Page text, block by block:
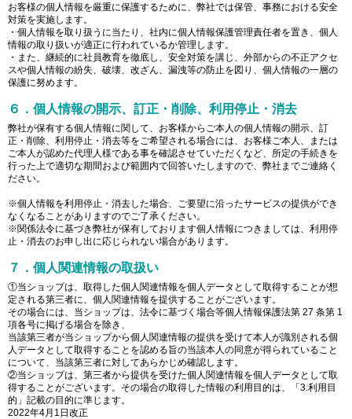
お客様の個人情報を厳重に保護するために、弊社では保管、事務における安全
対策を実施します。
・個人情報を取り扱うに当たり、社内に個人情報保護管理責任者を置き、個人
情報の取り扱いが適正に行われているか管理します。
・また、継続的に社員教育を徹底し、安全対策を講じ、外部からの不正アクセ
スや個人情報の紛失、破壊、改ざん、漏洩等の防止を図り、個人情報の一層の
保護に努めます。
６．個人情報の開示、訂正・削除、利用停止・消去
弊社が保有する個人情報に関して、お客様からご本人の個人情報の開示、訂
正・削除、利用停止・消去等をご希望される場合には、お客様ご本人、または
ご本人が認めた代理人様である事を確認させていただくなど、所定の手続きを
行った上で適切な期間および範囲内で回答いたしますので、弊社までご連絡く
ださい。
※個人情報を利用停止・消去した場合、ご要望に沿ったサービスの提供ができ
なくなることがありますのでご了承ください。
※関係法令に基づき弊社が保有しております個人情報につきましては、利用停
止・消去のお申し出に応じられない場合があります。
７．個人関連情報の取扱い
①当ショップは、取得した個人関連情報を個人データとして取得することが想
定される第三者に、個人関連情報を提供することがございます。
その場合には、当ショップは、法令に基づく場合等個人情報保護法第 27 条第 1
項各号に掲げる場合を除き、
当該第三者が当ショップから個人関連情報の提供を受けて本人が識別される個
人データとして取得することを認める旨の当該本人の同意が得られていること
について、当該第三者に対してあらかじめ確認します。
②当ショップは、第三者から提供を受けた個人関連情報を個人データとして取
得することがございます。その場合の取得した情報の利用目的は、「3.利用目
的」記載の目的に準じます。
2022年4月1日改正